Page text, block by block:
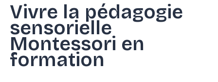
Vivre la pédagogie
sensorielle
Montessori en
formation